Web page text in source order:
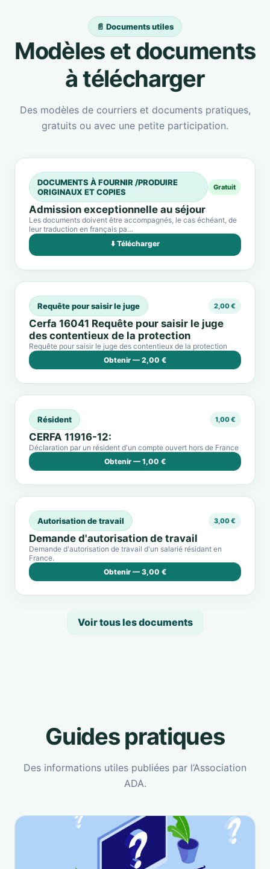
📄 Documents utiles
Modèles et documents
à télécharger
Des modèles de courriers et documents pratiques,
gratuits ou avec une petite participation.
DOCUMENTS À FOURNIR /PRODUIRE
ORIGINAUX ET COPIES
Gratuit
Admission exceptionnelle au séjour
Les documents doivent être accompagnés, le cas échéant, de
leur traduction en français pa…
⬇️ Télécharger
Requête pour saisir le juge 2,00 €
Cerfa 16041 Requête pour saisir le juge
des contentieux de la protection
Requête pour saisir le juge des contentieux de la protection
Obtenir — 2,00 €
Résident 1,00 €
CERFA 11916-12:
Déclaration par un résident d'un compte ouvert hors de France
Obtenir — 1,00 €
Autorisation de travail 3,00 €
Demande d'autorisation de travail
Demande d'autorisation de travail d'un salarié résidant en
France.
Obtenir — 3,00 €
Voir tous les documents
Guides pratiques
Des informations utiles publiées par l’Association
ADA.